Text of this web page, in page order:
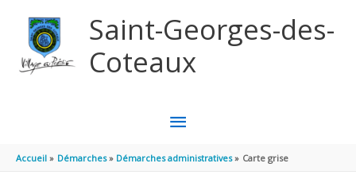
Saint-Georges-des-
Coteaux
MENU
PRINCIPAL
Accueil Démarches Démarches administratives Carte grise